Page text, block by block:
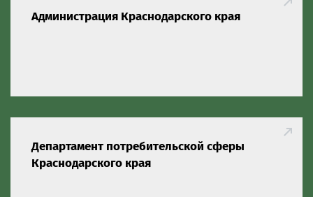
Администрация Краснодарского края
Департамент потребительской сферы
Краснодарского края